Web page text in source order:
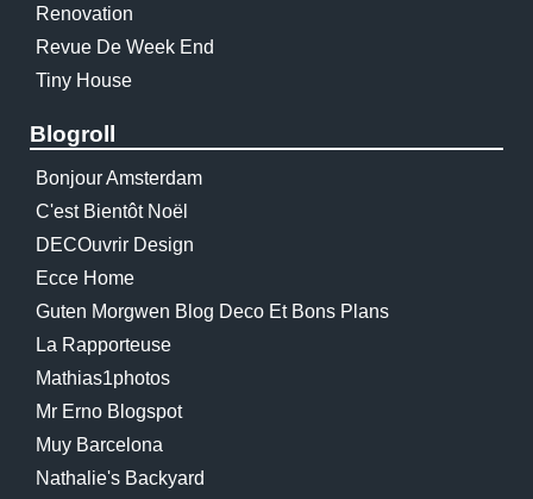
Renovation
Revue De Week End
Tiny House
Blogroll
Bonjour Amsterdam
C'est Bientôt Noël
DECOuvrir Design
Ecce Home
Guten Morgwen Blog Deco Et Bons Plans
La Rapporteuse
Mathias1photos
Mr Erno Blogspot
Muy Barcelona
Nathalie's Backyard